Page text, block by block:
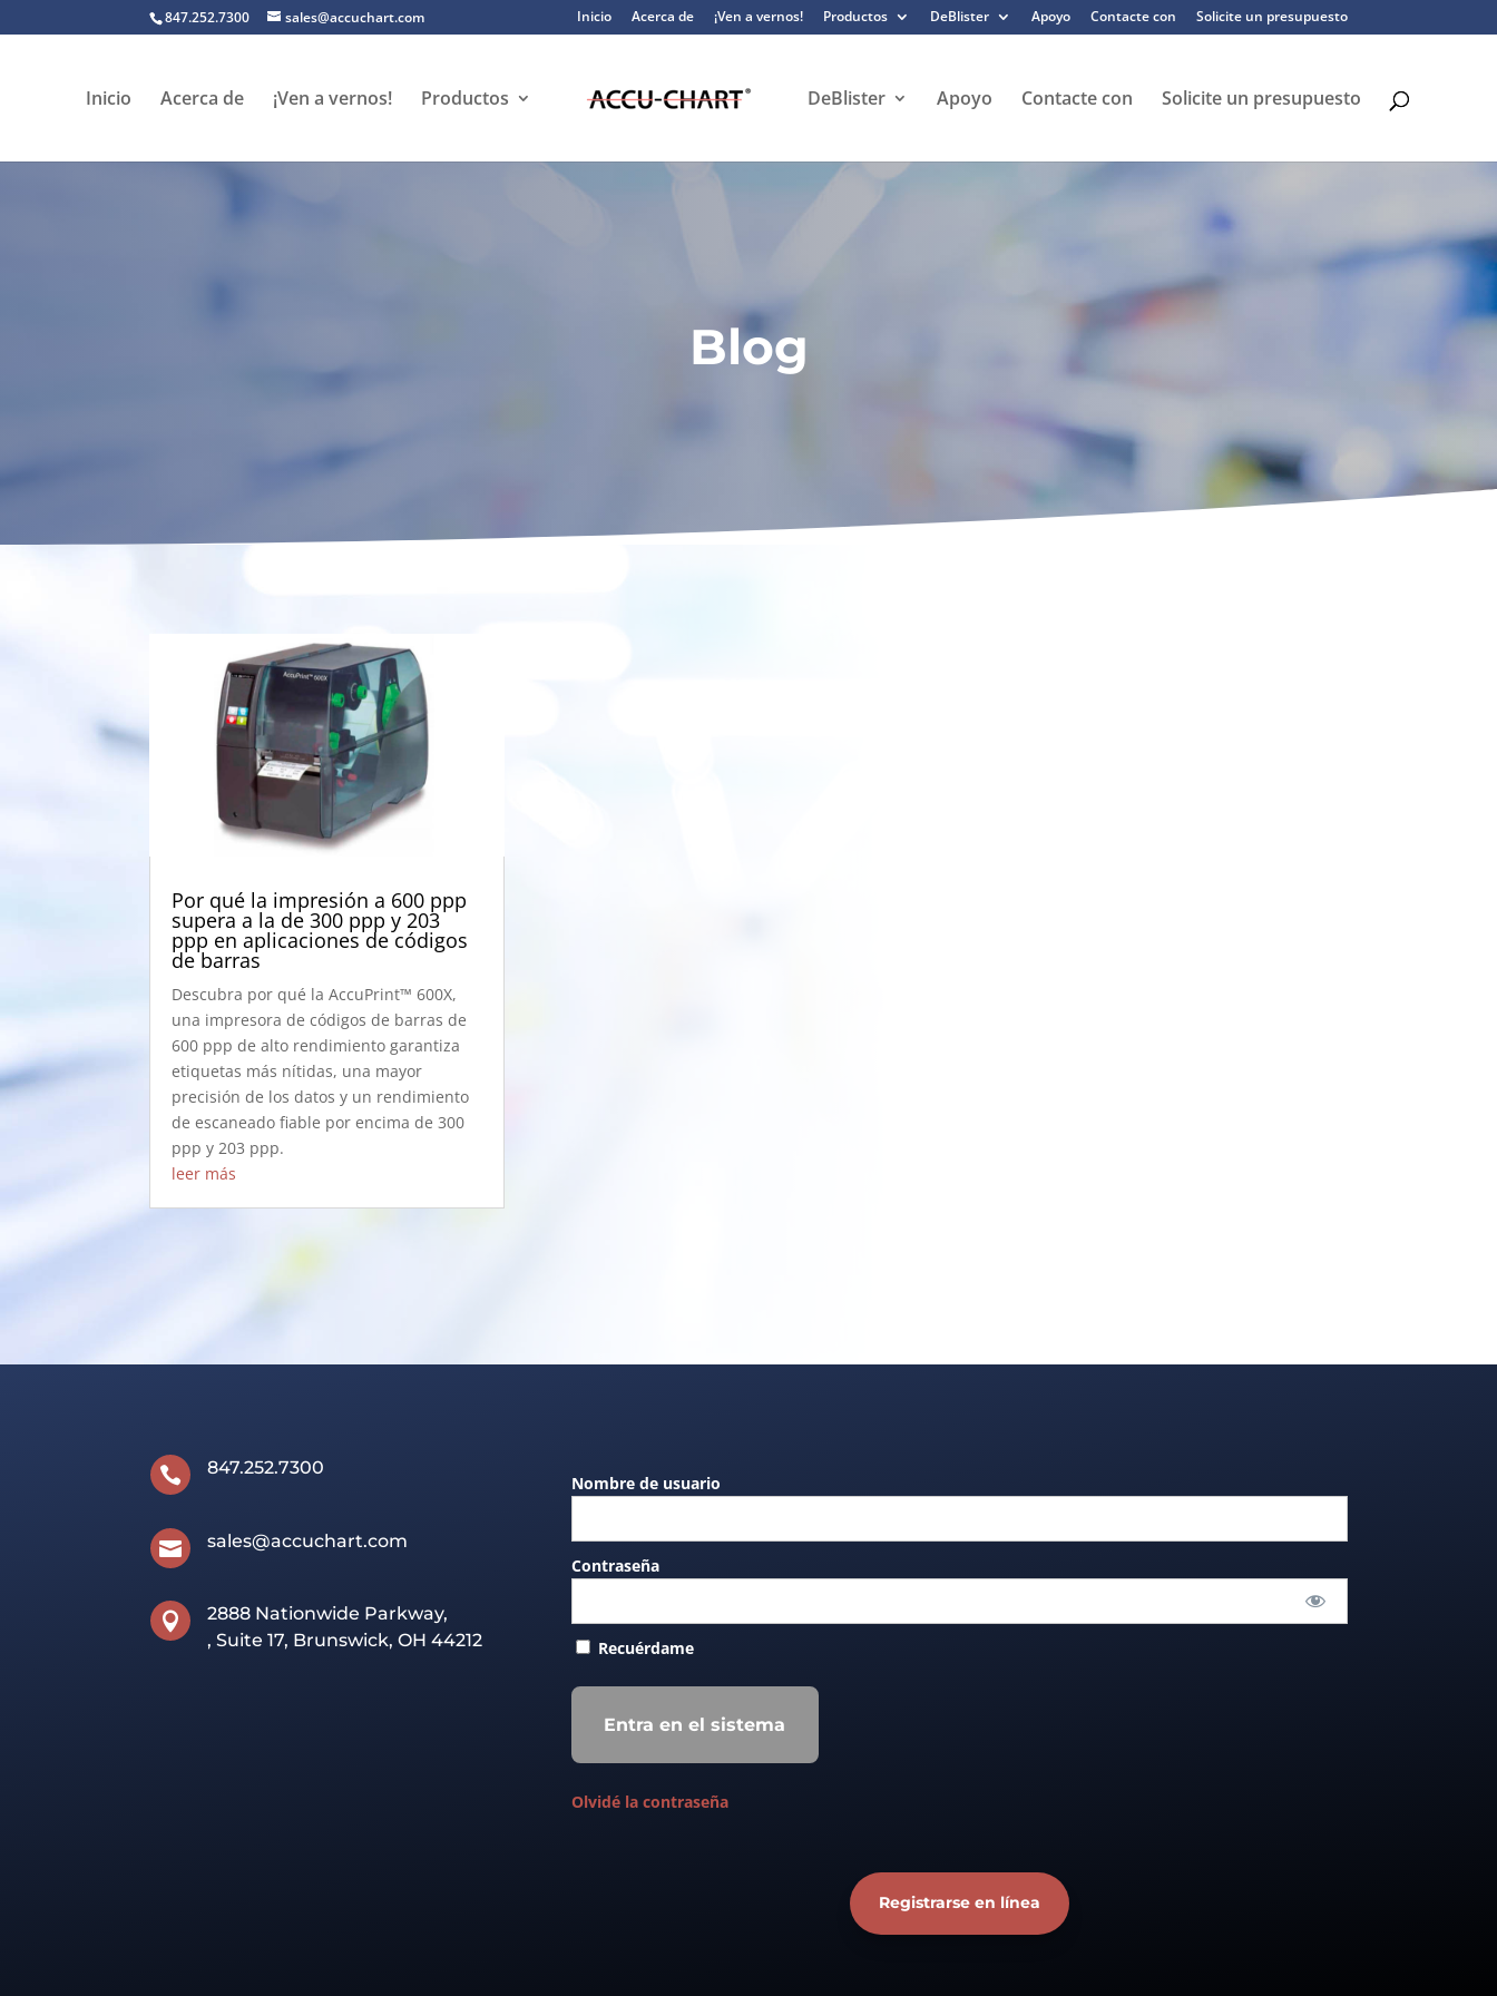
847.252.7300 sales@accuchart.com Inicio Acerca de ¡Ven a vernos! Productos DeBlister Apoyo Contacte con Solicite un presupuesto
Inicio Acerca de ¡Ven a vernos! Productos DeBlister Apoyo Contacte con Solicite un presupuesto
Blog
Por qué la impresión a 600 ppp
supera a la de 300 ppp y 203
ppp en aplicaciones de códigos
de barras
Descubra por qué la AccuPrint™ 600X,
una impresora de códigos de barras de
600 ppp de alto rendimiento garantiza
etiquetas más nítidas, una mayor
precisión de los datos y un rendimiento
de escaneado fiable por encima de 300
ppp y 203 ppp.
leer más
 847.252.7300
 sales@accuchart.com

2888 Nationwide Parkway,
, Suite 17, Brunswick, OH 44212
Nombre de usuario
Contraseña
Recuérdame
Olvidé la contraseña
Registrarse en línea